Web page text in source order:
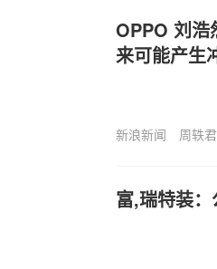
OPPO 刘浩
来可能产生
新浪新闻 周轶君
富,瑞特装